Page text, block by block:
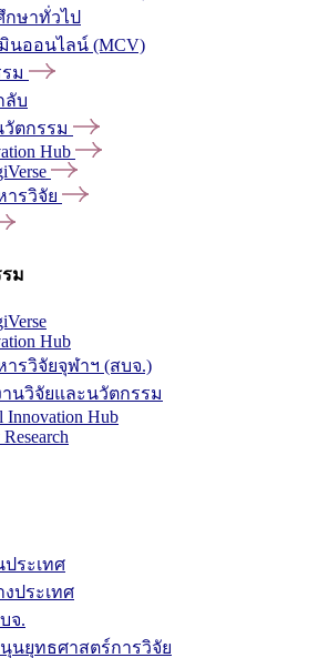
ษาทั่วไป
นออนไลน์ (MCV)
ม
ลับ
ตกรรม
Hub
ารวิจัย
ม
Hub
รวิจัยจุฬาฯ (สบจ.)
นวิจัยและนวัตกรรม
Innovation Hub
ระเทศ
ประเทศ
จ.
นยุทธศาสตร์การวิจัย